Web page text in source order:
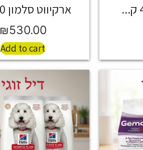
ארקיווט סלמון 40 ק...
₪530.00
Add to cart